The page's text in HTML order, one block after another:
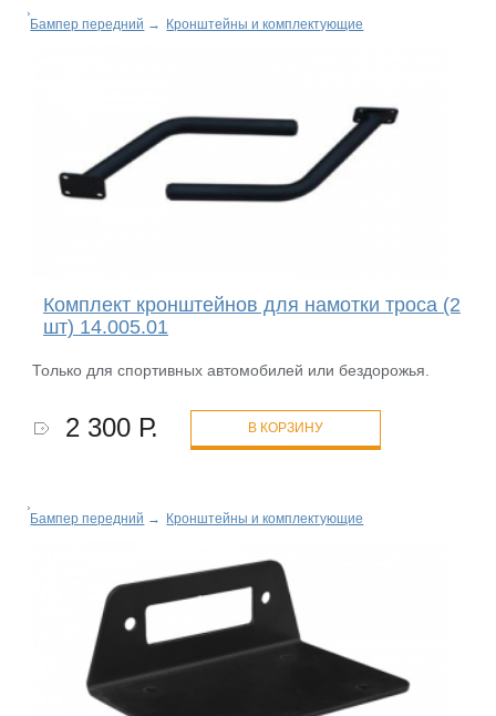
Бампер передний → Кронштейны и комплектующие
Комплект кронштейнов для намотки троса (2
шт) 14.005.01
Только для спортивных автомобилей или бездорожья.
2 300 Р. В КОРЗИНУ
Бампер передний → Кронштейны и комплектующие